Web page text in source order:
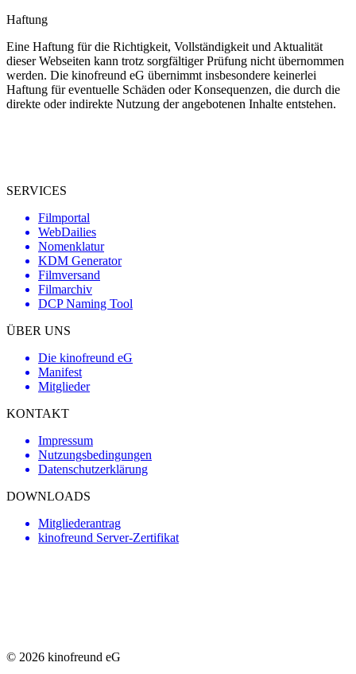
Haftung
Eine Haftung für die Richtigkeit, Vollständigkeit und Aktualität
dieser Webseiten kann trotz sorgfältiger Prüfung nicht übernommen
werden. Die kinofreund eG übernimmt insbesondere keinerlei
Haftung für eventuelle Schäden oder Konsequenzen, die durch die
direkte oder indirekte Nutzung der angebotenen Inhalte entstehen.
SERVICES
Filmportal
WebDailies
Nomenklatur
KDM Generator
Filmversand
Filmarchiv
DCP Naming Tool
ÜBER UNS
Die kinofreund eG
Manifest
Mitglieder
KONTAKT
Impressum
Nutzungsbedingungen
Datenschutzerklärung
DOWNLOADS
Mitgliederantrag
kinofreund Server-Zertifikat
© 2026 kinofreund eG